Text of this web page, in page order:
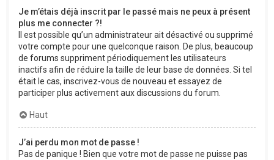
Je m’étais déjà inscrit par le passé mais ne peux à présent
plus me connecter ?!
Il est possible qu’un administrateur ait désactivé ou supprimé
votre compte pour une quelconque raison. De plus, beaucoup
de forums suppriment périodiquement les utilisateurs
inactifs afin de réduire la taille de leur base de données. Si tel
était le cas, inscrivez-vous de nouveau et essayez de
participer plus activement aux discussions du forum.
Haut
J’ai perdu mon mot de passe !
Pas de panique ! Bien que votre mot de passe ne puisse pas